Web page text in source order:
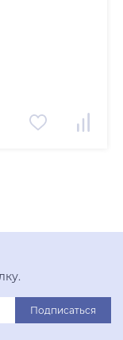
Подписаться